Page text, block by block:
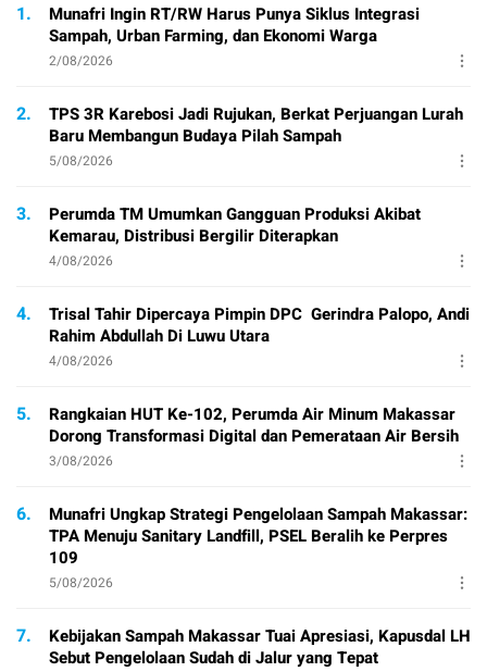
1.
Munafri Ingin RT/RW Harus Punya Siklus Integrasi
Sampah, Urban Farming, dan Ekonomi Warga
2/08/2026
2.
TPS 3R Karebosi Jadi Rujukan, Berkat Perjuangan Lurah
Baru Membangun Budaya Pilah Sampah
5/08/2026
3.
Perumda TM Umumkan Gangguan Produksi Akibat
Kemarau, Distribusi Bergilir Diterapkan
4/08/2026
4.
Trisal Tahir Dipercaya Pimpin DPC Gerindra Palopo, Andi
Rahim Abdullah Di Luwu Utara
4/08/2026
5.
Rangkaian HUT Ke-102, Perumda Air Minum Makassar
Dorong Transformasi Digital dan Pemerataan Air Bersih
3/08/2026
6.
Munafri Ungkap Strategi Pengelolaan Sampah Makassar:
TPA Menuju Sanitary Landfill, PSEL Beralih ke Perpres
109
5/08/2026
7.
Kebijakan Sampah Makassar Tuai Apresiasi, Kapusdal LH
Sebut Pengelolaan Sudah di Jalur yang Tepat